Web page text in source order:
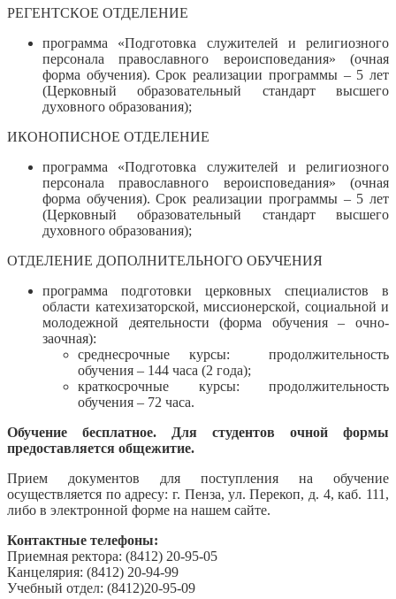
РЕГЕНТСКОЕ ОТДЕЛЕНИЕ
программа «Подготовка служителей и религиозного
персонала православного вероисповедания» (очная
форма обучения). Срок реализации программы – 5 лет
(Церковный образовательный стандарт высшего
духовного образования);
ИКОНОПИСНОЕ ОТДЕЛЕНИЕ
программа «Подготовка служителей и религиозного
персонала православного вероисповедания» (очная
форма обучения). Срок реализации программы – 5 лет
(Церковный образовательный стандарт высшего
духовного образования);
ОТДЕЛЕНИЕ ДОПОЛНИТЕЛЬНОГО ОБУЧЕНИЯ
программа подготовки церковных специалистов в
области катехизаторской, миссионерской, социальной и
молодежной деятельности (форма обучения – очно-
заочная):
среднесрочные курсы: продолжительность
обучения – 144 часа (2 года);
краткосрочные курсы: продолжительность
обучения – 72 часа.
Обучение бесплатное. Для студентов очной формы
предоставляется общежитие.
Прием документов для поступления на обучение
осуществляется по адресу: г. Пенза, ул. Перекоп, д. 4, каб. 111,
либо в электронной форме на нашем сайте.
Контактные телефоны:
Приемная ректора: (8412) 20-95-05
Канцелярия: (8412) 20-94-99
Учебный отдел: (8412)20-95-09